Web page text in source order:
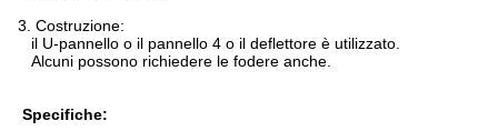
3. Costruzione:
il U-pannello o il pannello 4 o il deflettore è utilizzato.
Alcuni possono richiedere le fodere anche.
Specifiche: